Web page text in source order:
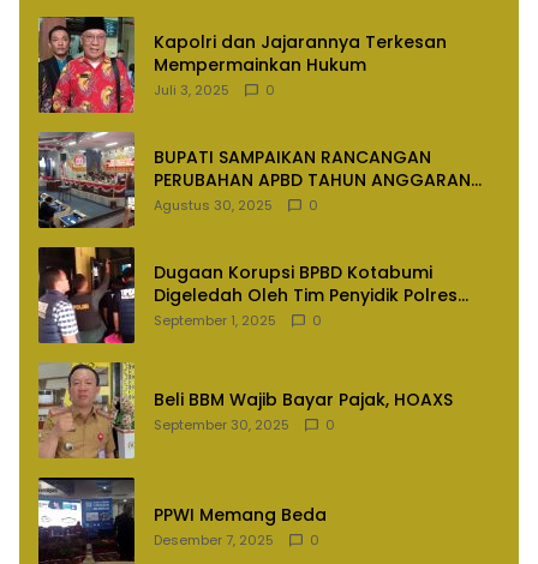
Kapolri dan Jajarannya Terkesan
Mempermainkan Hukum
Juli 3, 2025 0
BUPATI SAMPAIKAN RANCANGAN
PERUBAHAN APBD TAHUN ANGGARAN
2025
Agustus 30, 2025 0
Dugaan Korupsi BPBD Kotabumi
Digeledah Oleh Tim Penyidik Polres
Lampung Utara
September 1, 2025 0
Beli BBM Wajib Bayar Pajak, HOAXS
September 30, 2025 0
PPWI Memang Beda
Desember 7, 2025 0